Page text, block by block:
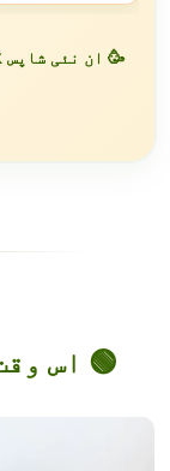
🥳 ان نئی شاپس
🟢 اس